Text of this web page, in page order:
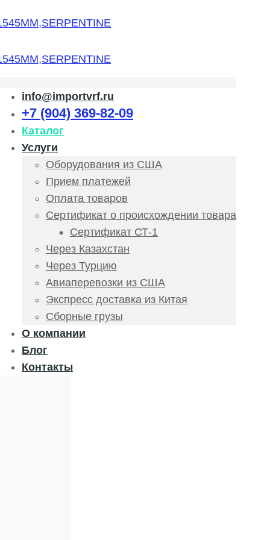
info@importvrf.ru
+7 (904) 369-82-09
Каталог
Услуги
Оборудования из США
Прием платежей
Оплата товаров
Сертификат о происхождении товара
Сертификат СТ-1
Через Казахстан
Через Турцию
Авиаперевозки из США
Экспресс доставка из Китая
Сборные грузы
О компании
Блог
Контакты